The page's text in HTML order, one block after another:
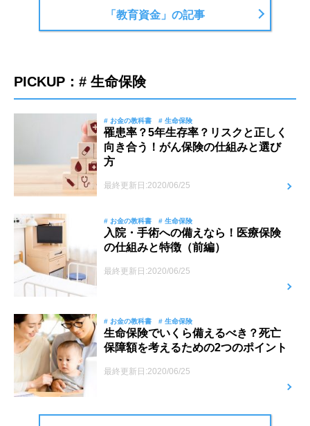
「教育資金」の記事
PICKUP：# 生命保険
# お金の教科書 # 生命保険
罹患率？5年生存率？リスクと正しく
向き合う！がん保険の仕組みと選び
方
最終更新日:2020/06/25
# お金の教科書 # 生命保険
入院・手術への備えなら！医療保険
の仕組みと特徴（前編）
最終更新日:2020/06/25
# お金の教科書 # 生命保険
生命保険でいくら備えるべき？死亡
保障額を考えるための2つのポイント
最終更新日:2020/06/25